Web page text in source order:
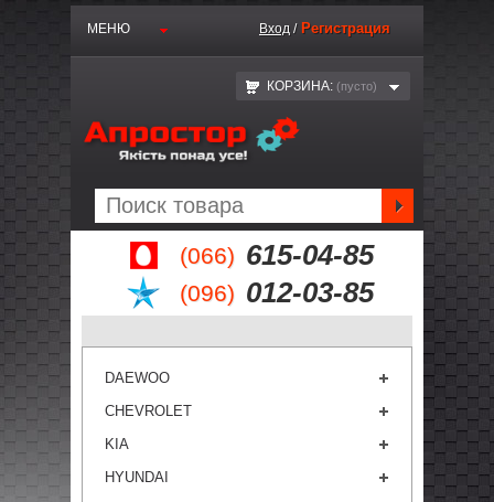
(066) 615-04-85
(096) 012-03-85
МЕНЮ Вход / Регистрация
КОРЗИНА: (пустo)
DAEWOO
CHEVROLET
KIA
HYUNDAI